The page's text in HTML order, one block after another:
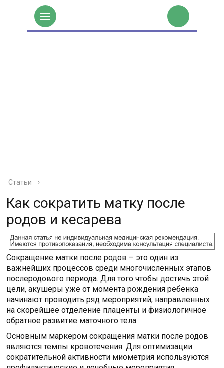
Статьи ›
Как сократить матку после
родов и кесарева
Сокращение матки после родов – это один из
важнейших процессов среди многочисленных этапов
послеродового периода. Для того чтобы достичь этой
цели, акушеры уже от момента рождения ребенка
начинают проводить ряд мероприятий, направленных
на скорейшее отделение плаценты и физиологичное
обратное развитие маточного тела.
Основным маркером сокращения матки после родов
являются темпы кровотечения. Для оптимизации
сократительной активности миометрия используются